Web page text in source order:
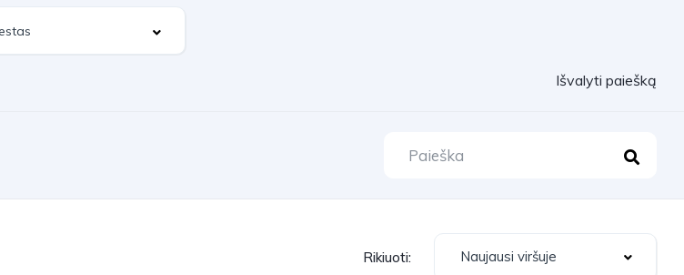
Išvalyti paiešką
Rikiuoti: Naujausi viršuje